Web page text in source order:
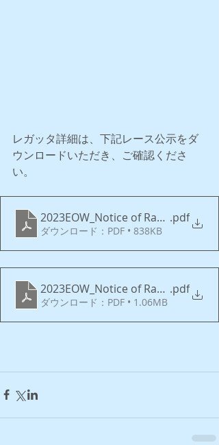
レガッタ詳細は、下記レース公示をダ
ウンロードいただき、ご確認くださ
い。
2023EOW_Notice of Race Version
.pdf
ダウンロード：PDF • 838KB
2023EOW_Notice of Race.pdf
ダウンロード：PDF • 1.06MB